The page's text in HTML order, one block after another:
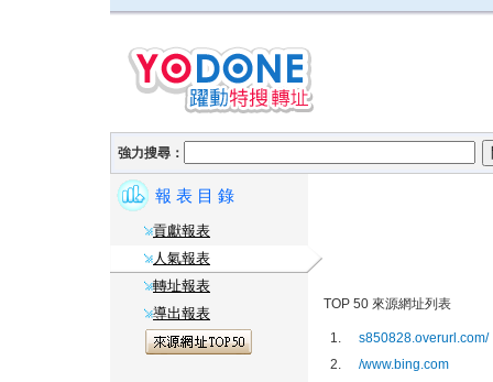
強力搜尋：
報 表 目 錄
貢獻報表
人氣報表
轉址報表
導出報表
TOP 50 來源網址列表
1.
s850828.overurl.com/
2.
/www.bing.com